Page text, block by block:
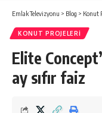
Emlak Televizyonu > Blog > Konut
KONUT PROJELERI
Elite
ay sıfır faiz